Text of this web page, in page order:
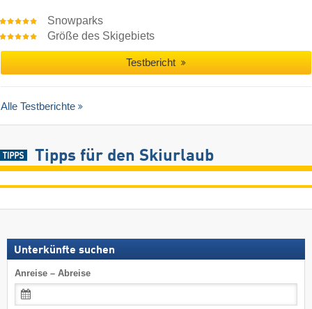
Snowparks
Größe des Skigebiets
Testbericht
Alle Testberichte
Tipps für den Skiurlaub
Unterkünfte suchen
Anreise – Abreise